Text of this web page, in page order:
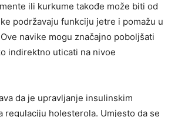
ili kurkume takođe može biti od
podržavaju funkciju jetre i pomažu u
navike mogu značajno poboljšati
indirektno uticati na nivoe
da je upravljanje insulinskim
regulaciju holesterola. Umjesto da se